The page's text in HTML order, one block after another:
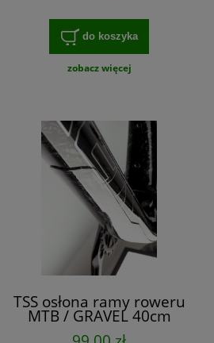
do koszyka
zobacz więcej
TSS osłona ramy roweru
MTB / GRAVEL 40cm